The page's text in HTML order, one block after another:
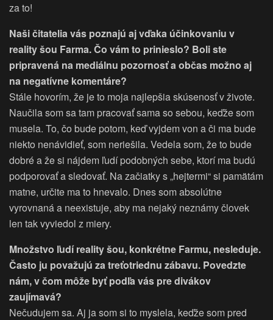
za to!
Naši čitatelia vás poznajú aj vďaka účinkovaniu v
reality šou Farma. Čo vám to prinieslo? Boli ste
pripravená na mediálnu pozornosť a občas možno aj
na negatívne komentáre?
Stále hovorím, že je to moja najlepšia skúsenosť v živote.
Naučila som sa tam pracovať sama so sebou, keďže som
musela. To, čo bude potom, keď vyjdem von a či ma bude
niekto nenávidieť, som neriešila. Vedela som, že to bude
dobré a že si nájdem ľudí podobných sebe, ktorí ma budú
podporovať a sledovať. Na začiatky s „hejtermi“ si pamätám
matne, určite ma to hnevalo. Dnes som absolútne
vyrovnaná a neexistuje, aby ma nejaký neznámy človek
len tak vyviedol z miery.
Množstvo ľudí reality šou, konkrétne Farmu, nesleduje.
Často ju považujú za treťotriednu zábavu. Povedzte
nám, v čom môže byť podľa vás pre divákov
zaujímavá?
Nečudujem sa. Aj ja som si to myslela, keďže som pred